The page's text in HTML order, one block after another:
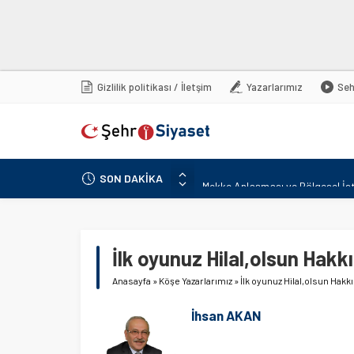
Gizlilik politikası / İletşim Yazarlarımız
SON DAKİKA
Mekke Anlaşması ve Bölgesel
MHP Lideri Devlet Bahçeli
İp Cephesinden Görüntü
MHP’li Feti Yıldız Duyurdu:
İçişleri Bakanı Mustafa Çiftçi:
İlk oyunuz Hilal,olsun
Anasayfa » Köşe Yazarlarımız » İlk oyunuz Hilal,olsun
İhsan AKAN